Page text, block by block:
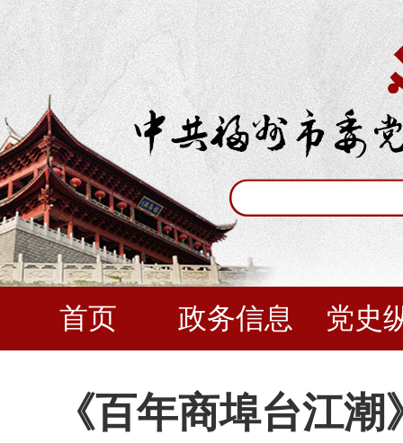
首页 政务信息 党史
《百年商埠台江